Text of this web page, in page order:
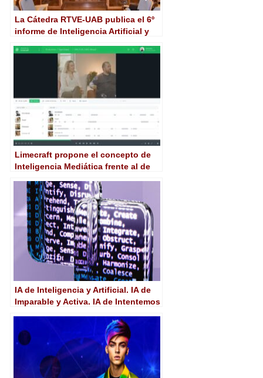
La Cátedra RTVE-UAB publica el 6º
informe de Inteligencia Artificial y
Limecraft propone el concepto de
Inteligencia Mediática frente al de
IA de Inteligencia y Artificial. IA de
Imparable y Activa. IA de Intentemos